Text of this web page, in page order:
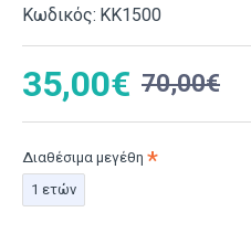
Κωδικός: ΚΚ1500
35,00€ 70,00€
Διαθέσιμα μεγέθη
1 ετών